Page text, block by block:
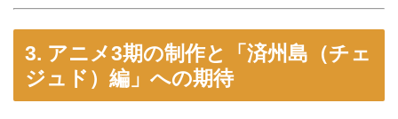
3. アニメ3期の制作と「済州島（チェ
ジュド）編」への期待